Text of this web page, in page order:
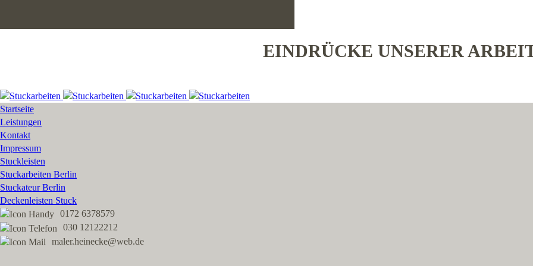
EINDRÜCKE UNSERER
Startseite
Leistungen
Kontakt
Impressum
Stuckleisten
Stuckarbeiten Berlin
Stuckateur Berlin
Deckenleisten Stuck
0172 6378579
030 12122212
maler.heinecke@web.de